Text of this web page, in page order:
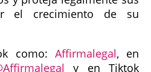
el crecimiento de su
como: Affirmalegal, en
y en Tiktok